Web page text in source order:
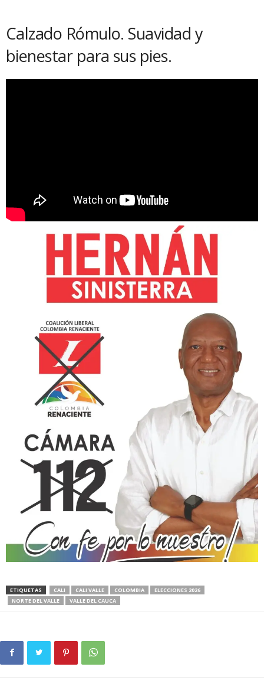
Calzado Rómulo. Suavidad y
bienestar para sus pies.
ETIQUETAS CALI CALI VALLE COLOMBIA
ELECCIONES 2026
NORTE DEL VALLE
VALLE DEL CAUCA